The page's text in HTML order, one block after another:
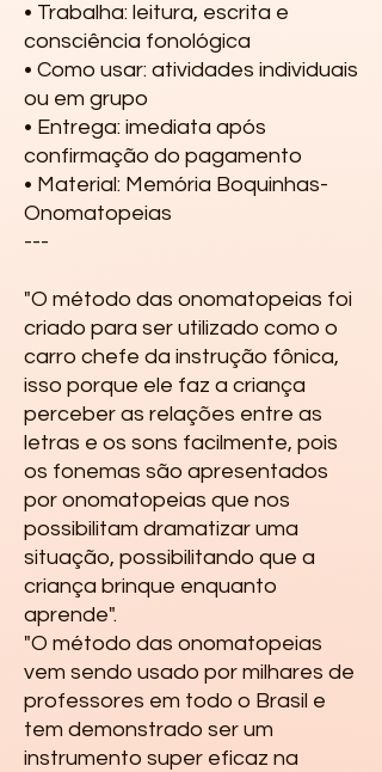
• Trabalha: leitura, escrita e
consciência fonológica
• Como usar: atividades individuais
ou em grupo
• Entrega: imediata após
confirmação do pagamento
• Material: Memória Boquinhas-
Onomatopeias
---
"O método das onomatopeias foi
criado para ser utilizado como o
carro chefe da instrução fônica,
isso porque ele faz a criança
perceber as relações entre as
letras e os sons facilmente, pois
os fonemas são apresentados
por onomatopeias que nos
possibilitam dramatizar uma
situação, possibilitando que a
criança brinque enquanto
aprende".
"O método das onomatopeias
vem sendo usado por milhares de
professores em todo o Brasil e
tem demonstrado ser um
instrumento super eficaz na